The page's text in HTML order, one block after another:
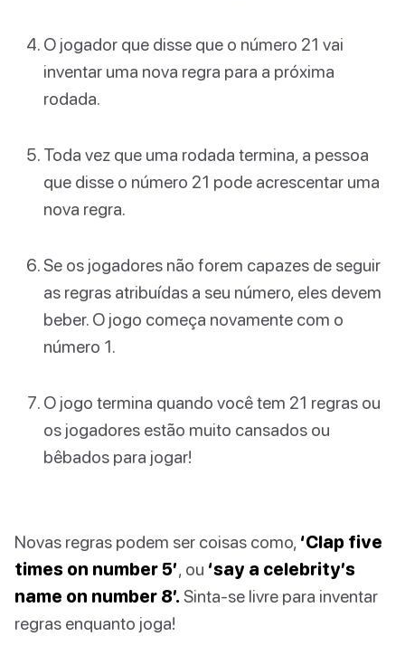
O jogador que disse que o número 21 vai
inventar uma nova regra para a próxima
rodada.
Toda vez que uma rodada termina, a pessoa
que disse o número 21 pode acrescentar uma
nova regra.
Se os jogadores não forem capazes de seguir
as regras atribuídas a seu número, eles devem
beber. O jogo começa novamente com o
número 1.
O jogo termina quando você tem 21 regras ou
os jogadores estão muito cansados ou
bêbados para jogar!
Novas regras podem ser coisas como, ‘Clap five
times on number 5’, ou ‘say a celebrity’s
name on number 8’. Sinta-se livre para inventar
regras enquanto joga!